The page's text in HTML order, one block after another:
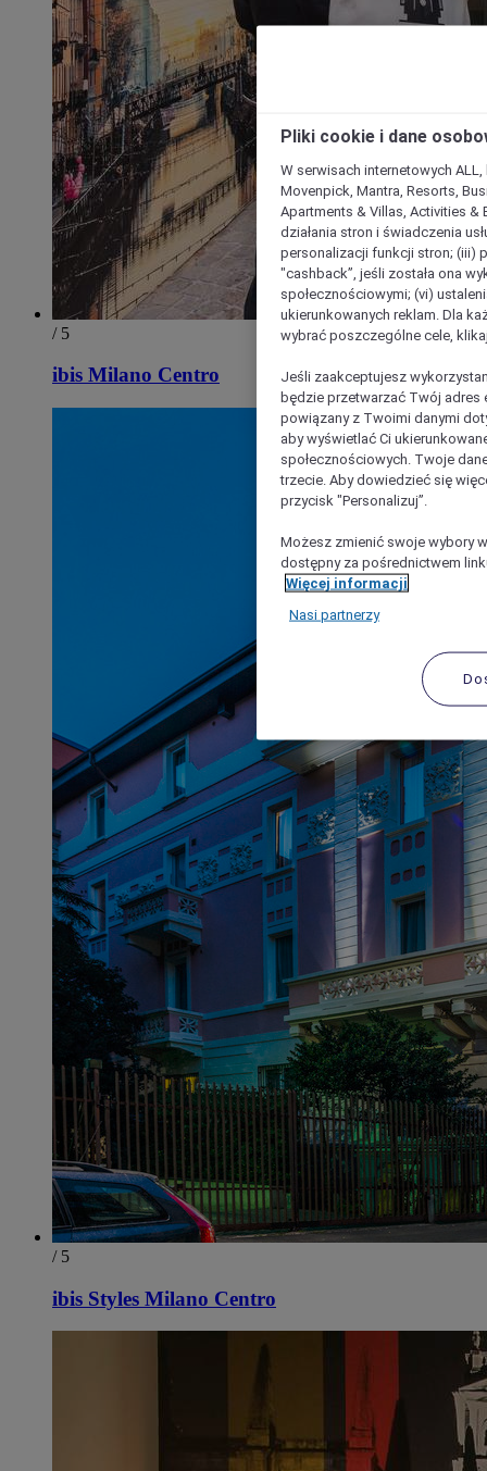
/ 5
ibis Milano Centro
/ 5
ibis Styles Milano Centro
Pliki cookie i dane
W serwisach internetowych
Movenpick, Mantra, Resorts,
Apartments & Villas, Activities &
działania stron i świadczenia
personalizacji funkcji stron; (iii)
"cashback”, jeśli została ona
społecznościowymi; (vi)
ukierunkowanych reklam. Dla
wybrać poszczególne cele,
Jeśli zaakceptujesz
będzie przetwarzać Twój adres
powiązany z Twoimi danymi
aby wyświetlać Ci
społecznościowych. Twoje
trzecie. Aby dowiedzieć się
przycisk "Personalizuj”.
Możesz zmienić swoje wybory
dostępny za pośrednictwem
Więcej informacji
Nasi partnerzy